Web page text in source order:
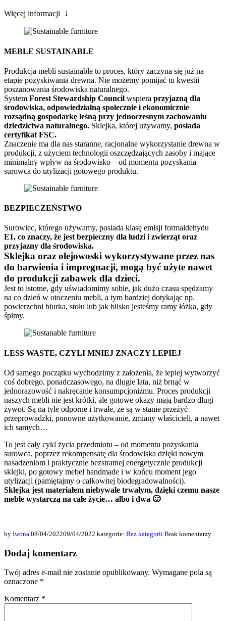
Więcej informacji ↓
MEBLE SUSTAINABLE
Produkcja mebli sustainable to proces, który zaczyna się już na
etapie pozyskiwania drewna. Nie możemy pomijać tu kwestii
poszanowania środowiska naturalnego.
System Forest Stewardship Council wspiera przyjazną dla
środowiska, odpowiedzialną społecznie i ekonomicznie
rozsądną gospodarkę leśną przy jednoczesnym zachowaniu
dziedzictwa naturalnego. Sklejka, której używamy, posiada
certyfikat FSC.
Znaczenie ma dla nas staranne, racjonalne wykorzystanie drewna w
produkcji, z użyciem technologii oszczędzających zasoby i mające
minimalny wpływ na środowisko – od momentu pozyskania
surowca do utylizacji gotowego produktu.
BEZPIECZEŃSTWO
Surowiec, którego używamy, posiada klasę emisji formaldehydu
E1, co znaczy, że jest bezpieczny dla ludzi i zwierząt oraz
przyjazny dla środowiska.
Sklejka oraz olejowoski wykorzystywane przez nas
do barwienia i impregnacji, mogą być użyte nawet
do produkcji zabawek dla dzieci.
Jest to istotne, gdy uświadomimy sobie, jak dużo czasu spędzamy
na co dzień w otoczeniu mebli, a tym bardziej dotykając np.
powierzchni biurka, stołu lub jak blisko jesteśmy ramy łóżka, gdy
śpimy.
LESS WASTE, CZYLI MNIEJ ZNACZY LEPIEJ
Od samego początku wychodzimy z założenia, że lepiej wytworzyć
coś dobrego, ponadczasowego, na długie lata, niż brnąć w
jednorazowość i nakręcanie konsumpcjonizmu. Proces produkcji
naszych mebli nie jest krótki, ale gotowe okazy mają bardzo długi
żywot. Są na tyle odporne i trwałe, że są w stanie przeżyć
przeprowadzki, ponowne użytkowanie, zmiany właścicieli, a nawet
ich samych…
To jest cały cykl życia przedmiotu – od momentu pozyskania
surowca, poprzez rekompensatę dla środowiska dzięki nowym
nasadzeniom i praktycznie bezstratnej energetycznie produkcji
sklejki, po gotowy mebel handmade i w końcu moment jego
utylizacji (pamiętajmy o całkowitej biodegradowalności).
Sklejka jest materiałem niebywale trwałym, dzięki czemu nasze
meble wystarczą na całe życie… albo i dwa 🙂
by Iwona 08/04/202209/04/2022 kategorie: Bez kategorii Brak komentarzy
Dodaj komentarz
Twój adres e-mail nie zostanie opublikowany. Wymagane pola są
oznaczone *
Komentarz *